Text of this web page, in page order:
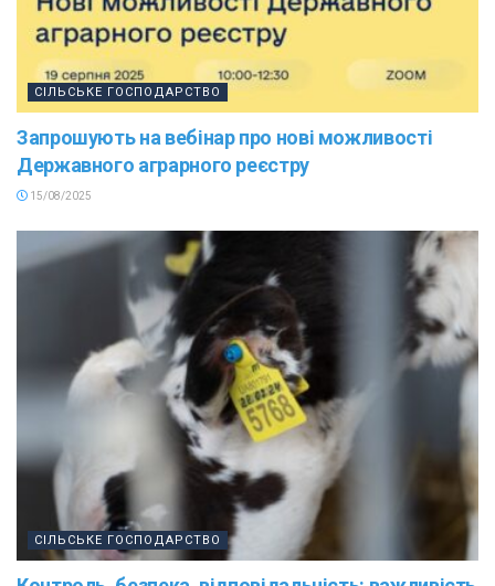
СІЛЬСЬКЕ ГОСПОДАРСТВО
Запрошують на вебінар про нові можливості
Державного аграрного реєстру
15/08/2025
СІЛЬСЬКЕ ГОСПОДАРСТВО